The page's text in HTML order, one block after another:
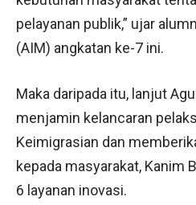
pelayanan publik,” ujar
(AIM) angkatan ke-7 ini.
Maka daripada itu, lanjut
menjamin kelancaran
Keimigrasian dan
kepada masyarakat, Kanim
6 layanan inovasi.